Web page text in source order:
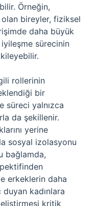
Örneğin,
bireyler, fiziksel
daha büyük
sürecinin
rollerinin
bir
süreci yalnızca
da şekillenir.
yerine
sosyal izolasyonu
bağlamda,
erkeklerin daha
kadınlara
kritik